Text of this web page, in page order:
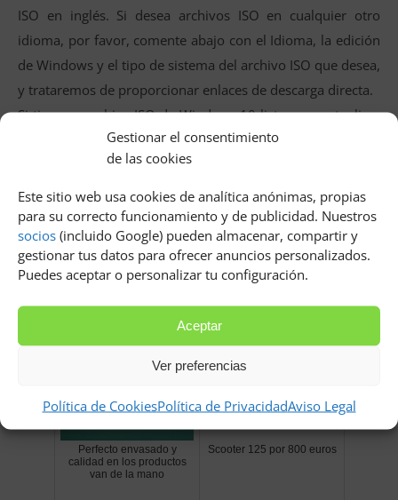
Gestionar el consentimiento
de las cookies
Este sitio web usa cookies de analítica anónimas, propias
para su correcto funcionamiento y de publicidad. Nuestros
socios (incluido Google) pueden almacenar, compartir y
gestionar tus datos para ofrecer anuncios personalizados.
Puedes aceptar o personalizar tu configuración.
Aceptar
Ver preferencias
Política de CookiesPolítica de PrivacidadAviso Legal
ISO en inglés. Si desea archivos ISO en cualquier otro
idioma, por favor, comente abajo con el Idioma, la edición
de Windows y el tipo de sistema del archivo ISO que desea,
y trataremos de proporcionar enlaces de descarga directa.
Si tiene su archivo ISO de Windows 10 listo para actualizar
su sistema a la última actualización de Windows 10, todo
lo que tiene que hacer es arrancar desde el disco o la
unidad USB para iniciar la instalación. Ahora siga los
siguientes pasos para limpiar la instalación de Windows 10
utilizando el archivo ISO,
Relacionados
Perfecto envasado y
calidad en los productos
van de la mano
Scooter 125 por 800 euros